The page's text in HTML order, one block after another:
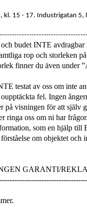
kl. 15 - 17. Industrigatan 5,
budet INTE
rop och storleken
finner du även under
testat av oss om inte
fel. Ingen
visningen för att själv
ringa oss om ni har
som en hjälp till
om objektet
GARANTI/